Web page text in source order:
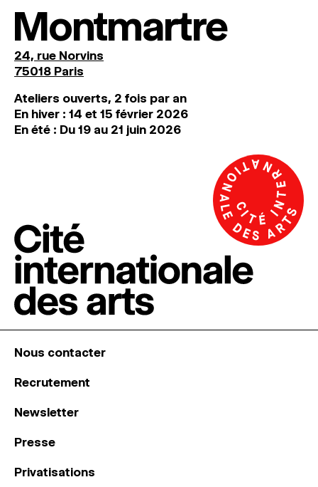
Montmartre
24, rue Norvins
75018 Paris
Ateliers ouverts, 2 fois par an
En hiver : 14 et 15 février 2026
En été : Du 19 au 21 juin 2026
Nous contacter
Recrutement
Newsletter
Presse
Privatisations